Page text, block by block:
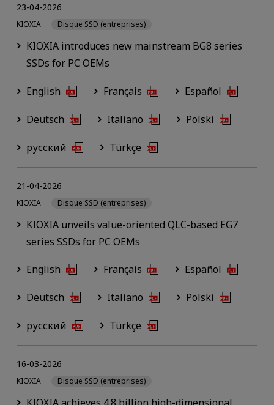
KIOXIA introduces new mainstream BG8 series
SSDs for PC OEMs
23-04-2026
KIOXIA Disque SSD (entreprises)
English Français Español
Deutsch Italiano Polski
русский Türkçe
KIOXIA unveils value-oriented QLC-based EG7
series SSDs for PC OEMs
21-04-2026
KIOXIA Disque SSD (entreprises)
English Français Español
Deutsch Italiano Polski
русский Türkçe
16-03-2026
KIOXIA Disque SSD (entreprises)